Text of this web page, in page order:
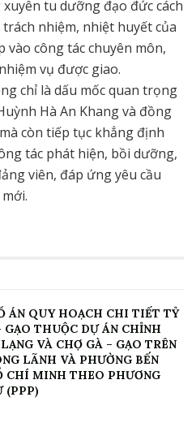
tu dưỡng đạo đức cách
nhiệm, nhiệt huyết của
công tác chuyên môn,
vụ được giao.
chỉ là dấu mốc quan trọng
Hà An Khang và đồng
còn tiếp tục khẳng định
tác phát hiện, bồi dưỡng,
viên, đáp ứng yêu cầu
ÁN QUY HOẠCH CHI TIẾT TỶ
THUỘC DỰ ÁN CHỈNH
VÀ CHỢ GÀ – GẠO TRÊN
LÃNH VÀ PHƯỜNG BẾN
CHÍ MINH THEO PHƯƠNG
(PPP)